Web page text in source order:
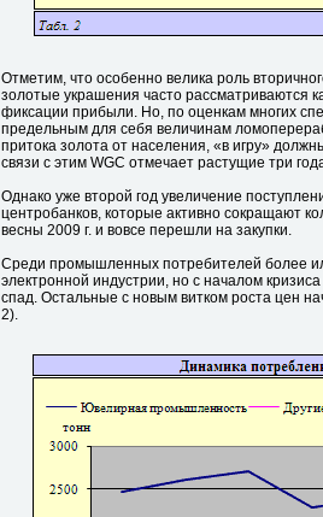
Отметим, что особенно велика роль
золотые украшения часто рассматриваются
фиксации прибыли. Но, по оценкам многих
предельным для себя величинам
притока золота от населения, «в игру»
связи с этим WGC отмечает растущие три
Однако уже второй год увеличение
центробанков, которые активно сокращают
весны 2009 г. и вовсе перешли на закупки.
Среди промышленных потребителей более
электронной индустрии, но с началом
спад. Остальные с новым витком роста цен
2).